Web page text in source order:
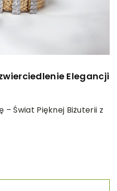
Elegancji
– Świat Pięknej Biżuterii z